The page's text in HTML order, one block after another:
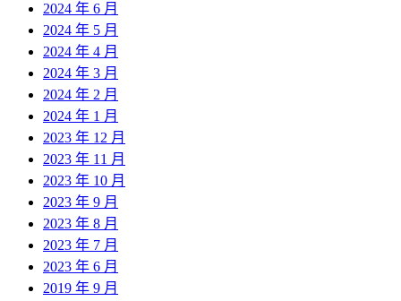
2024 年 6 月
2024 年 5 月
2024 年 4 月
2024 年 3 月
2024 年 2 月
2024 年 1 月
2023 年 12 月
2023 年 11 月
2023 年 10 月
2023 年 9 月
2023 年 8 月
2023 年 7 月
2023 年 6 月
2019 年 9 月